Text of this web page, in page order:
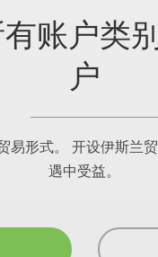
账户类
户
易形式。 开设伊斯兰
遇中受益。